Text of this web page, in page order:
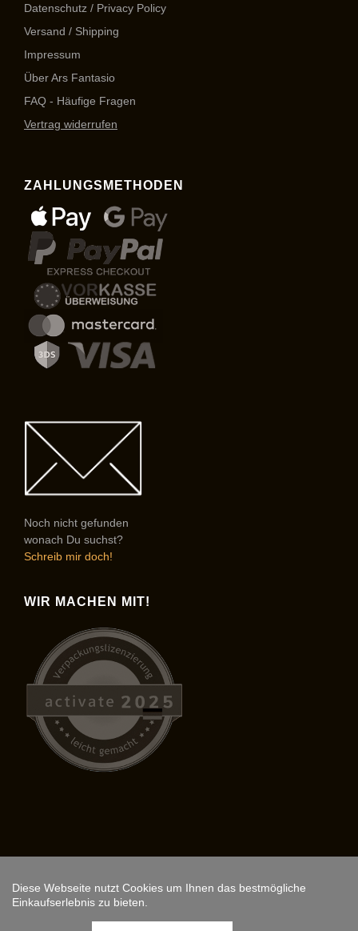
Datenschutz / Privacy Policy
Versand / Shipping
Impressum
Über Ars Fantasio
FAQ - Häufige Fragen
Vertrag widerrufen
ZAHLUNGSMETHODEN
Noch nicht gefunden
wonach Du suchst?
Schreib mir doch!
WIR MACHEN MIT!
Copyright © 2026, ARS FANTASIO.
Instagram
Diese Webseite nutzt Cookies um Ihnen das bestmögliche
Einkaufserlebnis zu bieten.